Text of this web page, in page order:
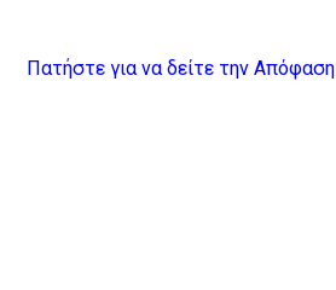
Πατήστε για να δείτε την Απόφαση